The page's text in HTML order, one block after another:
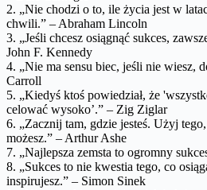
2. „Nie chodzi o to, ile życia jest w
chwili.” – Abraham Lincoln
3. „Jeśli chcesz osiągnąć sukces,
John F. Kennedy
4. „Nie ma sensu biec, jeśli nie wiesz,
Carroll
5. „Kiedyś ktoś powiedział, że
celować wysoko’.” – Zig Ziglar
6. „Zacznij tam, gdzie jesteś. Użyj
możesz.” – Arthur Ashe
7. „Najlepsza zemsta to ogromny
8. „Sukces to nie kwestia tego, co
inspirujesz.” – Simon Sinek